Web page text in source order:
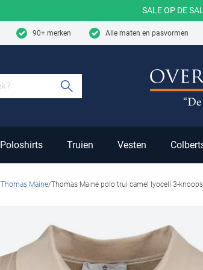
SALE OP DE
90+ merken Alle maten en pasvormen
Poloshirts Truien Vesten
Thomas Maine Thomas Maine polo trui camel lyocell 3-knoops